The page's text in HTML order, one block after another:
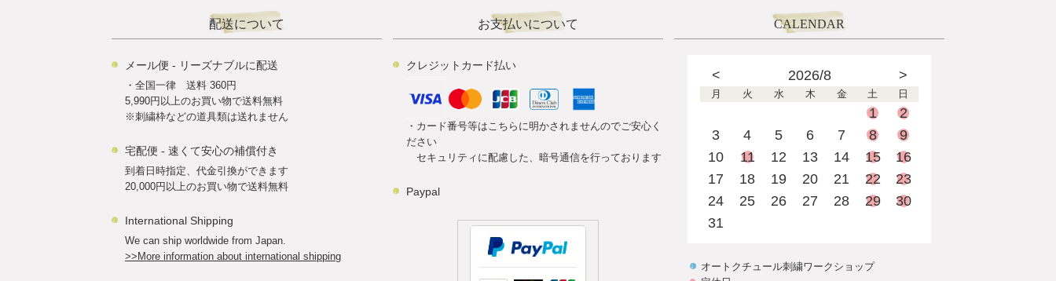
配送について
メール便 - リーズナブルに配送
・全国一律 送料 360円
5,990円以上のお買い物で送料無料
※刺繍枠などの道具類は送れません
宅配便 - 速くて安心の補償付き
到着日時指定、代金引換ができます
20,000円以上のお買い物で送料無料
International Shipping
We can ship worldwide from Japan.
>>More information about international shipping
お支払いについて
クレジットカード払い
・カード番号等はこちらに明かされませんのでご安心く
ださい
セキュリティに配慮した、暗号通信を行っております
Paypal
CALENDAR
< 2026/8 >
月 火 水 木 金 土 日
1
2
3
4 5 6 7 8
9
10
11 12 13 14 15
16
17
18 19 20 21 22
23
24
25 26 27 28 29
30
31
オートクチュール刺繍ワークショップ